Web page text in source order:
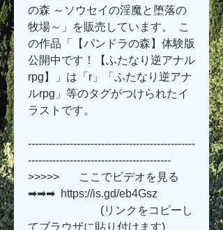
の森 ～ソウセイの淫魔と堕落の
牧場～」を販売しています。  こ
の作品「【パンドラの森】体験版
公開中です！【ふたなり逆アナル
rpg】」は「r」「ふたなり逆アナ
ルrpg」等のタグがつけられたイ
ラストです。
------------------------------------------------
-----------------------------------------
>>>>>       ここでビデオを見る
➡➡➡  https://is.gd/eb4Gsz
てブラウザに貼り付けます)